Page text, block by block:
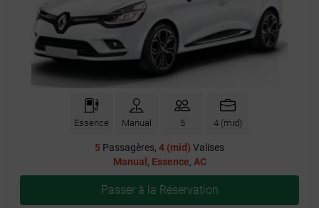
Essence Manual 5 4 (mid)
5 Passagères, 4 (mid) Valises
Manual , Essence, AC
Passer à la Réservation